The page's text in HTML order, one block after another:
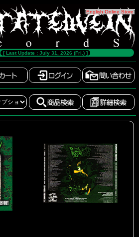
[English Online Store]
[ Last Update : July 31, 2026 (Fri.) ]